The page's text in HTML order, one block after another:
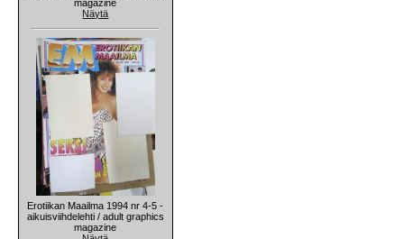
magazine
Näytä
Erotiikan Maailma 1994 nr 4-5 -
aikuisviihdelehti / adult graphics
magazine